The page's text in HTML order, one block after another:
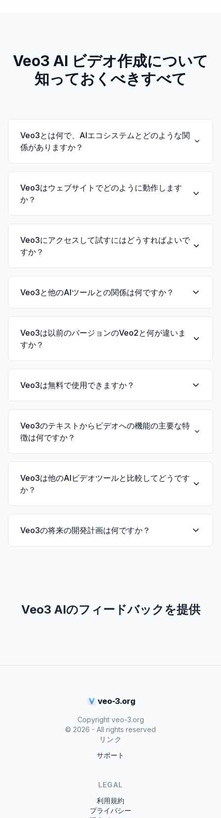
Veo3 AI ビデオ作成について
知っておくべきすべて
Veo3とは何で、AIエコシステムとどのような関
係がありますか？
Veo3は最新技術を含む先進的なAIエコシステムと
統合された、最先端のAIビデオ生成モデルです。
AI駆動コンテンツ作成における最新のイノベーシ
Veo3はウェブサイトでどのように動作します
か？
Veo3は、ビデオ作成プロセスを合理化するために
設計されたAI駆動のクリエイティブインターフェ
ースです。文字の説明を高品質なビデオコンテン
Veo3にアクセスして試すにはどうすればよいで
すか？
Veo3は、様々なサブスクリプションプランやクラ
ウドベースのAIサービスを含むアクセスオプショ
Veo3と他のAIツールとの関係は何ですか？
Veo3は、先進的な言語モデルや画像生成技術を含
む包括的なAIスイートとシームレスに統合されて
います。この統合により、AI駆動のコンテンツ作
Veo3は以前のバージョンのVeo2と何が違いま
すか？
Veo3はVeo2からの大幅なアップグレードを表し、
強化されたAI機能、改善されたビデオ品質、Flow
Veo3は無料で使用できますか？
Veo3の利用可能性と価格構造は、使用要件によっ
て異なります。一部の機能はスタータープランで
利用できる場合がありますが、具体的な価格とア
Veo3のテキストからビデオへの機能の主要な特
徴は何ですか？
Veo3は、複雑な説明を理解し視覚化する先進的な
AIアルゴリズムを利用して、テキストの説明を高
品質なビデオコンテンツに変換することに優れて
Veo3は他のAIビデオツールと比較してどうです
か？
最新のAI世代の一部として、Veo3は先進的なビデ
オAI技術を表し、以前のバージョンの上に構築さ
Veo3の将来の開発計画は何ですか？
Veo3 AIのフィードバックを提供
veo-3.org
Copyright veo-3.org
© 2026 - All rights reserved
リンク
サポート
LEGAL
利用規約
プライバシー